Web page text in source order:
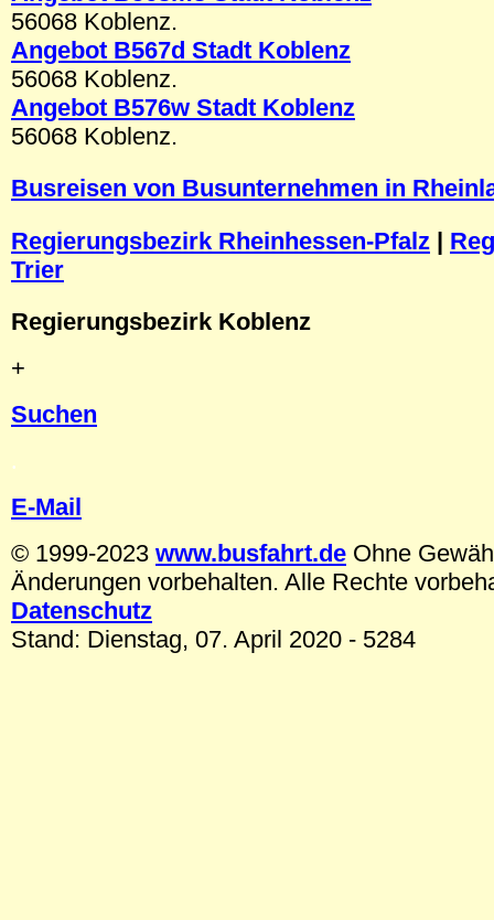
56068 Koblenz.
Angebot B567d Stadt Koblenz
56068 Koblenz.
Angebot B576w Stadt Koblenz
56068 Koblenz.
Busreisen von Busunternehmen in
Regierungsbezirk Rheinhessen-Pfalz |
Trier
Regierungsbezirk Koblenz
+
Suchen
.
E-Mail
© 1999-2023 www.busfahrt.de Ohne
Änderungen vorbehalten. Alle Rechte
Datenschutz
Stand: Dienstag, 07. April 2020 - 5284